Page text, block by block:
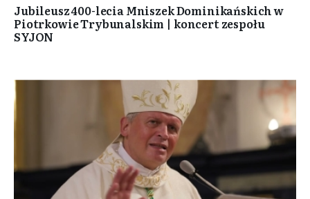
Jubileusz 400-lecia Mniszek Dominikańskich w
Piotrkowie Trybunalskim | koncert zespołu
SYJON